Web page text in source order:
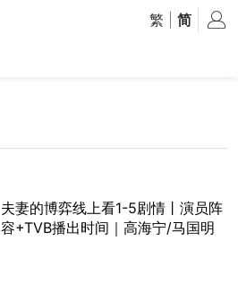
繁 简
夫妻的博弈线上看1-5剧情丨演员阵
容+TVB播出时间｜高海宁/马国明